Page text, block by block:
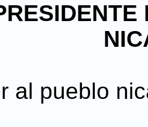
al pueblo